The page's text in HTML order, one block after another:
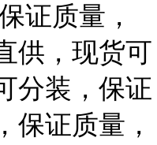
证质量，
供，现货可
分装，保证
保证质量，